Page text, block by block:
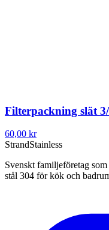
Filterpackning slät
60,00 kr
StrandStainless
Svenskt familjeföretag
stål 304 för kök och